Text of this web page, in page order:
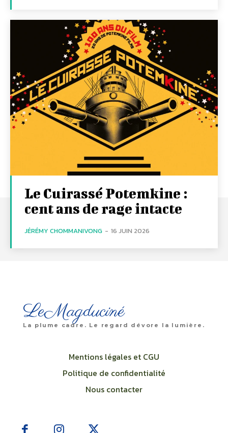
Le Cuirassé Potemkine :
cent ans de rage intacte
JÉRÉMY CHOMMANIVONG - 16 JUIN 2026
LeMagduciné
La plume cadre. Le regard dévore la lumière.
Mentions légales et CGU
Politique de confidentialité
Nous contacter